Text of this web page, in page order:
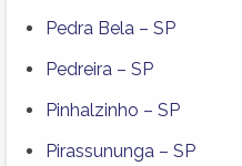
Pedra Bela – SP
Pedreira – SP
Pinhalzinho – SP
Pirassununga – SP